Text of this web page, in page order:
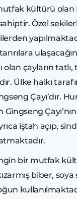
kültürü olan
Özel
olan çayların
Ülke halkı
Çayı’dır.
Gingseng
iştah açıp,
bir mutfak
biber, soya